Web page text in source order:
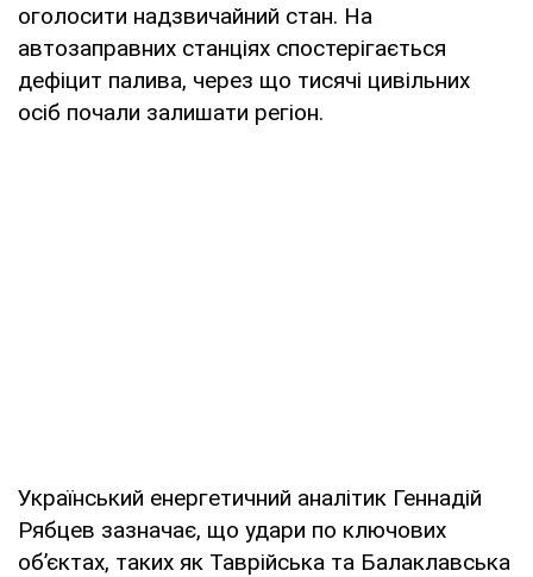
оголосити надзвичайний стан. На
автозаправних станціях спостерігається
дефіцит палива, через що тисячі цивільних
осіб почали залишати регіон.
Український енергетичний аналітик Геннадій
Рябцев зазначає, що удари по ключових
об’єктах, таких як Таврійська та Балаклавська